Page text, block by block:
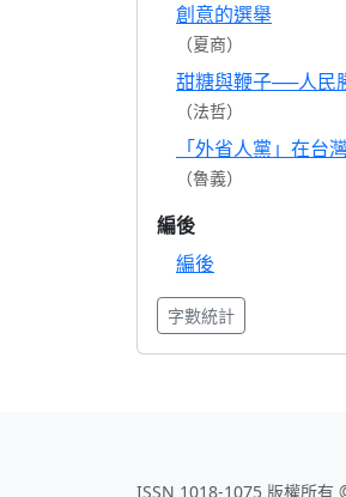
創意的選舉
（夏商）
甜糖與鞭子──人民
（法哲）
「外省人黨」在台
（魯義）
編後
編後
字數統計
ISSN 1018-1075 版權所有